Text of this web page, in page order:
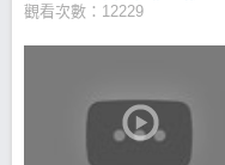
林恩如理財寶-免費下載)
觀看次數：12229